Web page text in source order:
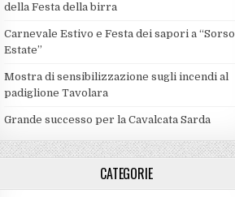
della Festa della birra
Carnevale Estivo e Festa dei sapori a “Sorso
Estate”
Mostra di sensibilizzazione sugli incendi al
padiglione Tavolara
Grande successo per la Cavalcata Sarda
CATEGORIE